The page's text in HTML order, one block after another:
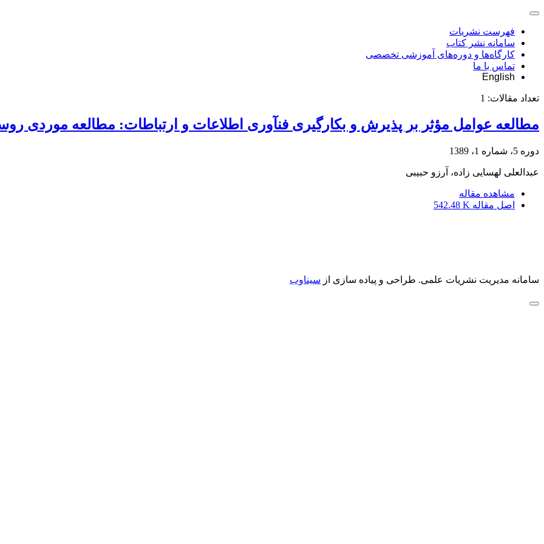
فهرست نشریات
سامانه نشر کتاب
کارگاه‌ها و دوره‌های آموزشی تخصصی
تماس با ما
English
تعداد مقالات: 1
مطالعه عوامل مؤثر بر پذیرش و بکارگیری فنآوری اطلاعات و ارتباطات: مطالعه موردی
دوره 5، شماره 1، 1389
عبدالعلی لهسایی زاده، آرزو حبیبی
مشاهده مقاله
اصل مقاله 542.48 K
سامانه مدیریت نشریات علمی. طراحی و پیاده سازی از سیناوب